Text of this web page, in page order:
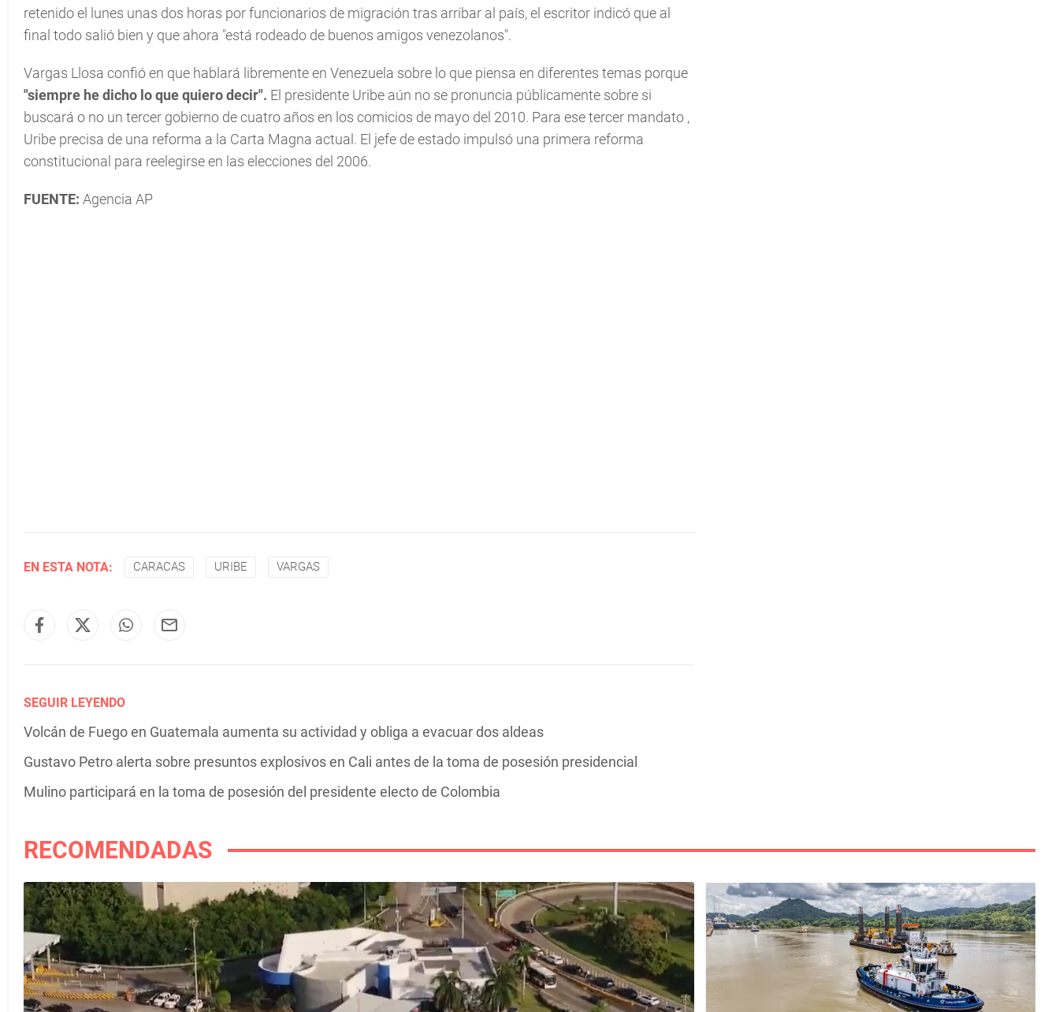
retenido el lunes unas dos horas por funcionarios de migración tras arribar al país, el escritor indicó que al
final todo salió bien y que ahora "está rodeado de buenos amigos venezolanos".
Vargas Llosa confió en que hablará libremente en Venezuela sobre lo que piensa en diferentes temas porque
"siempre he dicho lo que quiero decir". El presidente Uribe aún no se pronuncia públicamente sobre si
buscará o no un tercer gobierno de cuatro años en los comicios de mayo del 2010. Para ese tercer mandato ,
Uribe precisa de una reforma a la Carta Magna actual. El jefe de estado impulsó una primera reforma
constitucional para reelegirse en las elecciones del 2006.
FUENTE: Agencia AP
EN ESTA NOTA: CARACAS URIBE VARGAS
SEGUIR LEYENDO
Volcán de Fuego en Guatemala aumenta su actividad y obliga a evacuar dos aldeas
Gustavo Petro alerta sobre presuntos explosivos en Cali antes de la toma de posesión presidencial
Mulino participará en la toma de posesión del presidente electo de Colombia
RECOMENDADAS